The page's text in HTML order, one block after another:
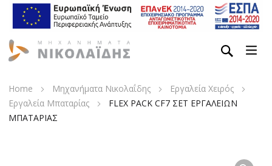
Home Μηχανήματα Νικολαΐδης
Εργαλεία Χειρός
Εργαλεία Μπαταρίας
FLEX PACK CF7 ΣΕΤ ΕΡΓΑΛΕΙΩΝ
ΜΠΑΤΑΡΙΑΣ